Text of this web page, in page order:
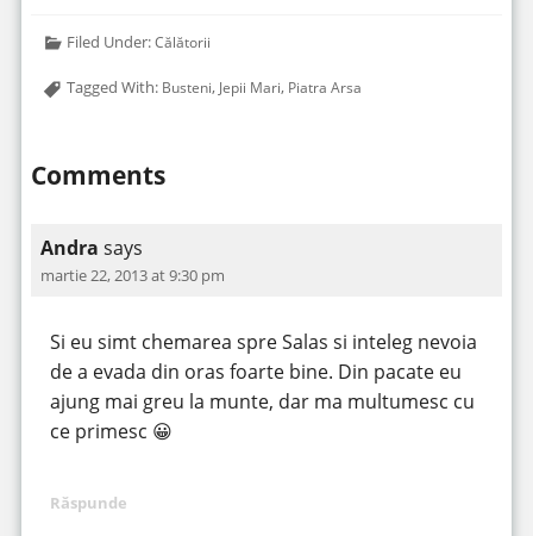
Filed Under:Călătorii
Tagged With: Busteni, Jepii Mari, Piatra Arsa
Comments
Andra says
martie 22, 2013 at 9:30 pm
Si eu simt chemarea spre Salas si inteleg nevoia
de a evada din oras foarte bine. Din pacate eu
ajung mai greu la munte, dar ma multumesc cu
ce primesc 😀
Răspunde